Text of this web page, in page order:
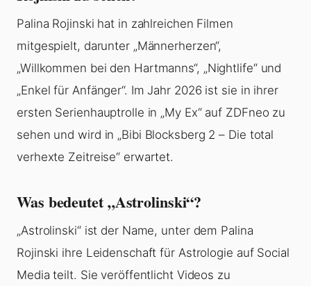
Palina Rojinski hat in zahlreichen Filmen
mitgespielt, darunter „Männerherzen“,
„Willkommen bei den Hartmanns“, „Nightlife“ und
„Enkel für Anfänger“. Im Jahr 2026 ist sie in ihrer
ersten Serienhauptrolle in „My Ex“ auf ZDFneo zu
sehen und wird in „Bibi Blocksberg 2 – Die total
verhexte Zeitreise“ erwartet.
Was bedeutet „Astrolinski“?
„Astrolinski“ ist der Name, unter dem Palina
Rojinski ihre Leidenschaft für Astrologie auf Social
Media teilt. Sie veröffentlicht Videos zu